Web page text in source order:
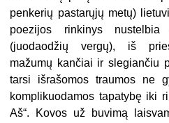
penkerių pastarųjų metų)
poezijos rinkinys
(juodaodžių vergų), iš
mažumų kančiai ir slegiančiu
tarsi išrašomos traumos ne
komplikuodamos tapatybę iki
Aš“. Kovos už buvimą